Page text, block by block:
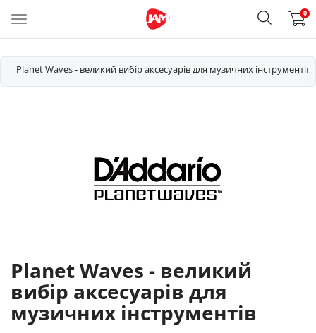
0
Planet Waves - великий вибір аксесуарів для музичних інструментів
Planet Waves - великий
вибір аксесуарів для
музичних інструментів